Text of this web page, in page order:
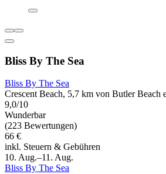
Bliss By The Sea
Bliss By The Sea
Crescent Beach, 5,7 km von Butler Beach
9,0/10
Wunderbar
(223 Bewertungen)
66 €
inkl. Steuern & Gebühren
10. Aug.–11. Aug.
Bliss By The Sea